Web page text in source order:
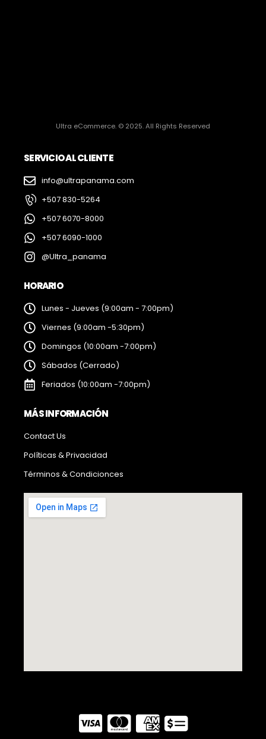
Ultra eCommerce. © 2025. All Rights Reserved
SERVICIO AL CLIENTE
info@ultrapanama.com
+507 830-5264
+507 6070-8000
+507 6090-1000
@Ultra_panama
HORARIO
Lunes - Jueves (9:00am - 7:00pm)
Viernes (9:00am -5:30pm)
Domingos (10:00am -7:00pm)
Sábados (Cerrado)
Feriados (10:00am -7:00pm)
MÁS INFORMACIÓN
Contact Us
Políticas & Privacidad
Términos & Condicionces